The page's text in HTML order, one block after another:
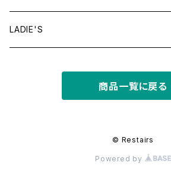
tops
LADIE'S
商品一覧に戻る
© Restairs
Powered by